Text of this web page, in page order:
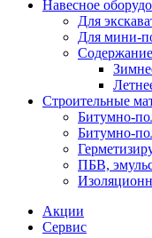
Навесное
Для
Для мини-
Строительные
Битумно-
Битумно-
ПБВ,
Акции
Сервис